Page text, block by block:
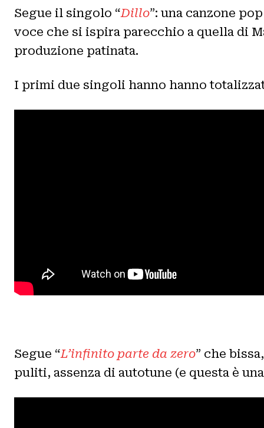
Segue il singolo “Dillo”: una canzone
voce che si ispira parecchio a quella di
produzione patinata.
I primi due singoli hanno hanno
Segue “L’infinito parte da zero” che
puliti, assenza di autotune (e questa è